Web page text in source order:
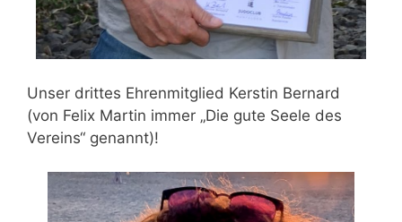
Unser drittes Ehrenmitglied Kerstin Bernard
(von Felix Martin immer „Die gute Seele des
Vereins“ genannt)!